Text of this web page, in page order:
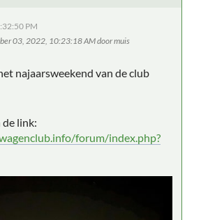
PM
03, 2022, 10:23:18 AM door muis
najaarsweekend van de club
link:
forum/index.php?